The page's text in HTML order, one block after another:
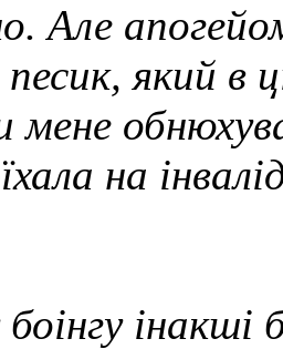
Але
песик, який в
на